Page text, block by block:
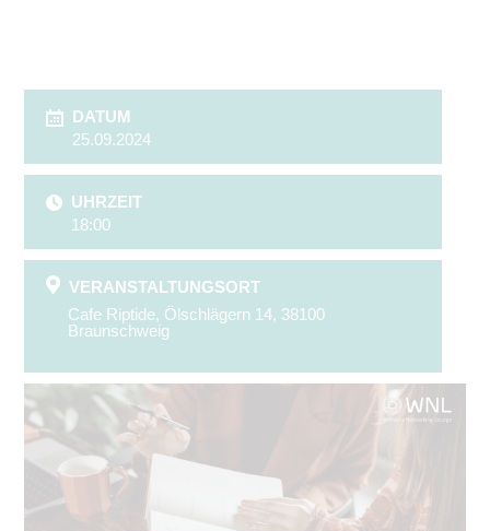
DATUM
25.09.2024
UHRZEIT
18:00
VERANSTALTUNGSORT
Cafe Riptide, Ölschlägern 14, 38100
Braunschweig